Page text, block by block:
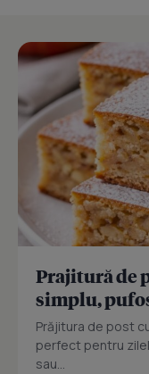
Prajitură de
simplu,
Prăjitura de post
perfect pentru
sau...